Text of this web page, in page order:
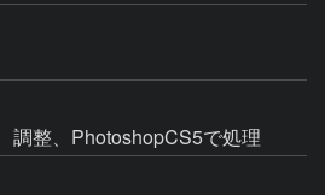
調整、PhotoshopCS5で処理